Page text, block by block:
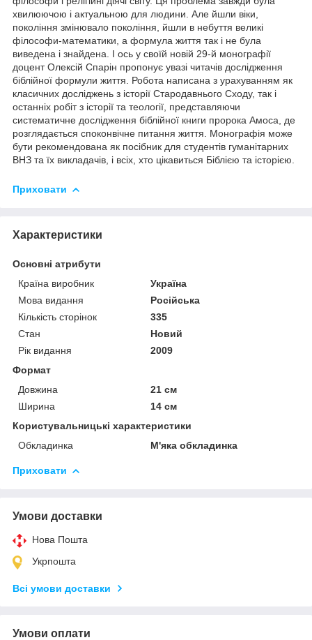
хвилюючою і актуальною для людини. Але йшли віки,
покоління змінювало покоління, йшли в небуття великі
філософи-математики, а формула життя так і не була
виведена і знайдена. І ось у своїй новій 29-й монографії
доцент Олексій Спарін пропонує увазі читачів дослідження
біблійної формули життя. Робота написана з урахуванням як
класичних досліджень з історії Стародавнього Сходу, так і
останніх робіт з історії та теології, представляючи
систематичне дослідження біблійної книги пророка Амоса, де
розглядається споконвічне питання життя. Монографія може
бути рекомендована як посібник для студентів гуманітарних
ВНЗ та їх викладачів, і всіх, хто цікавиться Біблією та історією.
Приховати
Характеристики
Основні атрибути
Країна виробник
Україна
Мова видання
Російська
Кількість сторінок
335
Стан
Новий
Рік видання
2009
Формат
Довжина
21 см
Ширина
14 см
Користувальницькі характеристики
Обкладинка
М'яка обкладинка
Приховати
Умови доставки
Нова Пошта
Укрпошта
Всі умови доставки
Умови оплати